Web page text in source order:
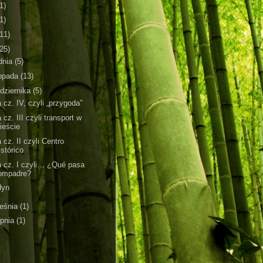
(5)
(13)
(5)
cz. IV, czyli „przygoda”
cz. III czyli transport w
cz. II czyli Centro
cz. I czyli… ¿Qué pasa
(1)
(1)